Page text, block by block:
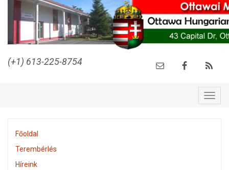
(+1) 613-225-8754
Főoldal
Terembérlés
Híreink